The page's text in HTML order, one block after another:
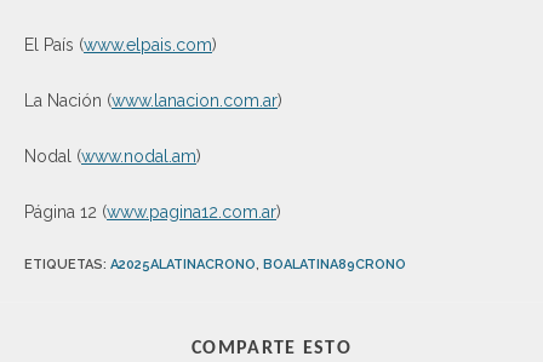
El País (www.elpais.com)
La Nación (www.lanacion.com.ar)
Nodal (www.nodal.am)
Página 12 (www.pagina12.com.ar)
ETIQUETAS: A2025ALATINACRONO, BOALATINA89CRONO
COMPARTE ESTO